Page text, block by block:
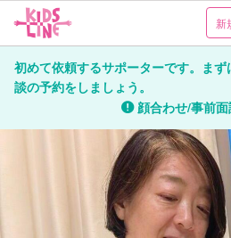
新
初めて依頼するサポーターです。ま
談の予約をしましょう。
顔合わせ/事前面